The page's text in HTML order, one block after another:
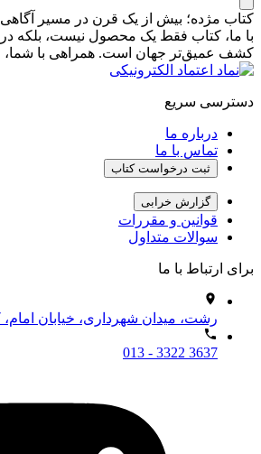
کتاب مژده؛ بیش از یک قرن در مسیر
با ما، کتاب فقط یک محصول نیست، بلکه
کشف عمیق‌تر جهان است. همراهی با
دسترسی سریع
درباره ما
تماس با ما
ثبت درخواست کتاب
گزارش خرابی
قوانین و مقررات
سوالات متداول
برای ارتباط با ما
رشت، میدان شهرداری، خیابان
013 - 3322 3637